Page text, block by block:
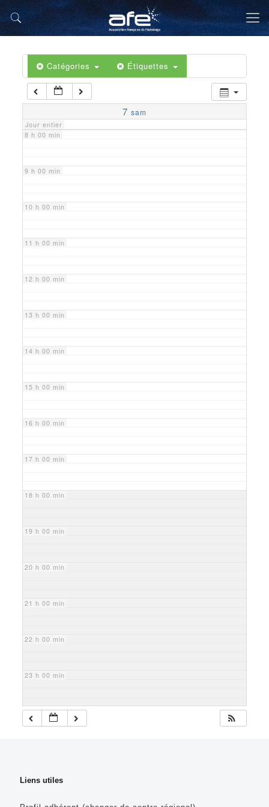
Catégories Étiquettes
7 sam
Jour entier
5 h 00 min
6 h 00 min
7 h 00 min
8 h 00 min
9 h 00 min
10 h 00 min
11 h 00 min
12 h 00 min
13 h 00 min
14 h 00 min
15 h 00 min
16 h 00 min
17 h 00 min
18 h 00 min
19 h 00 min
20 h 00 min
21 h 00 min
22 h 00 min
23 h 00 min
Liens utiles